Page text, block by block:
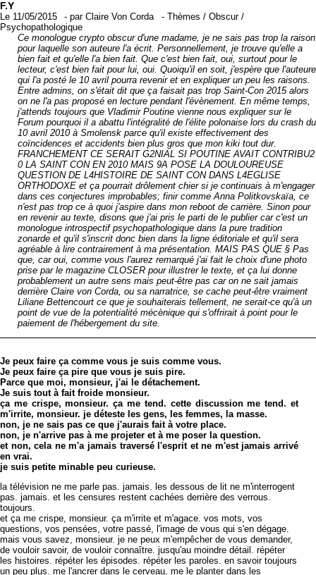
F.Y
Le 11/05/2015 -parClaire Von Corda - Thèmes / Obscur/
Psychopathologique
Ce monologue crypto obscur d'une madame, je ne sais pas trop la raison
pour laquelle son auteure l'a écrit. Personnellement, je trouve qu'elle a
bien fait et qu'elle l'a bien fait. Que c'est bien fait, oui, surtout pour le
lecteur, c'est bien fait pour lui, oui. Quoiqu'il en soit, j'espère que l'auteure
qui l'a posté le 10 avril pourra revenir et en expliquer un peu les raisons.
Entre admins, on s'était dit que ça faisait pas trop Saint-Con 2015 alors
on ne l'a pas proposé en lecture pendant l'évènement. En même temps,
j'attends toujours que Vladimir Poutine vienne nous expliquer sur le
Forum pourquoi il a abattu l'intégralité de l'élite polonaise lors du crash du
10 avril 2010 à Smolensk parce qu'il existe effectivement des
coïncidences et accidents bien plus gros que mon kiki tout dur.
FRANCHEMENT CE SERAIT G2NIAL SI POUTINE AVAIT CONTRIBU2
0 LA SAINT CON EN 2010 MAIS 9A POSE LA DOULOUREUSE
QUESTION DE L4HISTOIRE DE SAINT CON DANS L4EGLISE
ORTHODOXE et ça pourrait drôlement chier si je continuais à m'engager
dans ces conjectures improbables; finir comme Anna Politkovskaïa, ce
n'est pas trop ce à quoi j'aspire dans mon reboot de carrière. Sinon pour
en revenir au texte, disons que j'ai pris le parti de le publier car c'est un
monologue introspectif psychopathologique dans la pure tradition
zonarde et qu'il s'inscrit donc bien dans la ligne éditoriale et qu'il sera
agréable à lire contrairement à ma présentation. MAIS PAS QUE § Pas
que, car oui, comme vous l'aurez remarqué j'ai fait le choix d'une photo
prise par le magazine CLOSER pour illustrer le texte, et ça lui donne
probablement un autre sens mais peut-être pas car on ne sait jamais
derrière Claire von Corda, ou sa narratrice, se cache peut-être vraiment
Liliane Bettencourt ce que je souhaiterais tellement, ne serait-ce qu'à un
point de vue de la potentialité mécènique qui s'offrirait à point pour le
paiement de l'hébergement du site.
Je peux faire ça comme vous je suis comme vous.
Je peux faire ça pire que vous je suis pire.
Parce que moi, monsieur, j'ai le détachement.
Je suis tout à fait froide monsieur.
ça me crispe, monsieur. ça me tend. cette discussion me tend. et
m'irrite, monsieur. je déteste les gens, les femmes, la masse.
non, je ne sais pas ce que j'aurais fait à votre place.
non, je n'arrive pas à me projeter et à me poser la question.
et non, cela ne m'a jamais traversé l'esprit et ne m'est jamais arrivé
en vrai.
je suis petite minable peu curieuse.
la télévision ne me parle pas. jamais. les dessous de lit ne m'interrogent
pas. jamais. et les censures restent cachées derrière des verrous.
toujours.
et ça me crispe, monsieur. ça m'irrite et m'agace. vos mots, vos
questions, vos pensées, votre passé, l'image de vous qui s'en dégage.
mais vous savez, monsieur. je ne peux m'empêcher de vous demander,
de vouloir savoir, de vouloir connaître. jusqu'au moindre détail. répéter
les histoires. répéter les épisodes. répéter les paroles. en savoir toujours
un peu plus. me l'ancrer dans le cerveau, me le planter dans les